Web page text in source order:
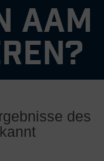
AAM
Wachstumschancen
nachgewiesener
des